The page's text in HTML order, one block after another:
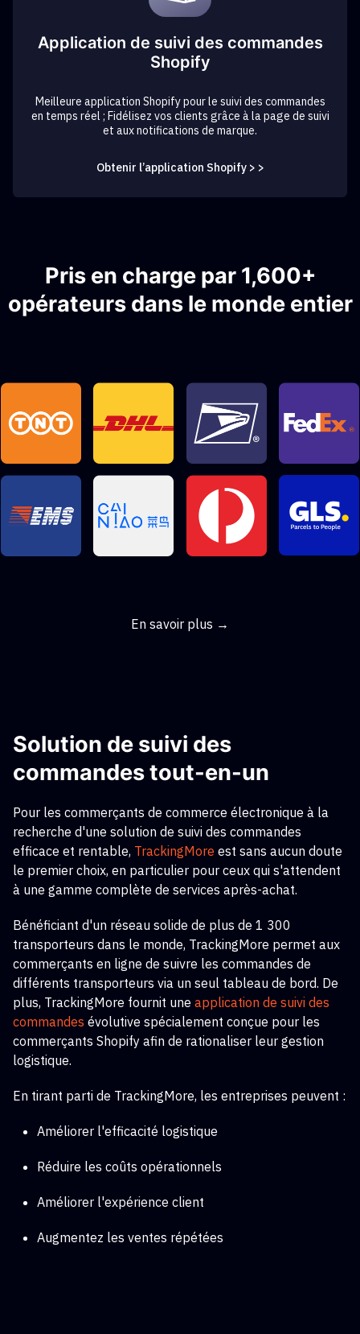
Application de suivi des commandes
Shopify
Meilleure application Shopify pour le suivi des commandes
en temps réel ; Fidélisez vos clients grâce à la page de suivi
et aux notifications de marque.
Obtenir l’application Shopify > >
Pris en charge par 1,600+
opérateurs dans le monde entier
En savoir plus →
Solution de suivi des
commandes tout-en-un
Pour les commerçants de commerce électronique à la
recherche d'une solution de suivi des commandes
efficace et rentable, TrackingMore est sans aucun doute
le premier choix, en particulier pour ceux qui s'attendent
à une gamme complète de services après-achat.
Bénéficiant d'un réseau solide de plus de 1 300
transporteurs dans le monde, TrackingMore permet aux
commerçants en ligne de suivre les commandes de
différents transporteurs via un seul tableau de bord. De
plus, TrackingMore fournit une application de suivi des
commandes évolutive spécialement conçue pour les
commerçants Shopify afin de rationaliser leur gestion
logistique.
En tirant parti de TrackingMore, les entreprises peuvent :
Améliorer l'efficacité logistique
Réduire les coûts opérationnels
Améliorer l'expérience client
Augmentez les ventes répétées